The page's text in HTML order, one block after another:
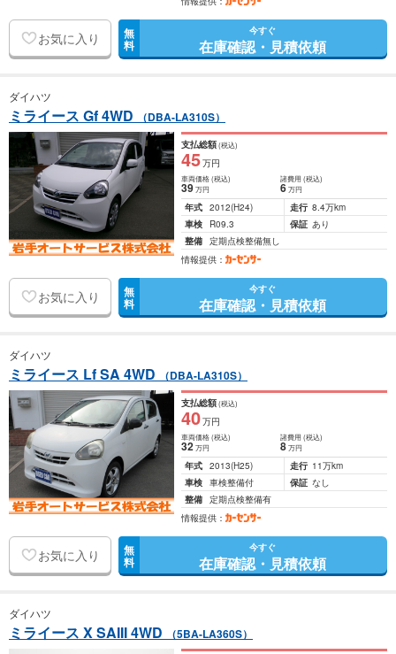
お気に入り 無
料
今すぐ
在庫確認・見積依頼
ダイハツ
ミライース Gf 4WD （DBA-LA310S）
支払総額(税込)
45万円
車両価格(税込)
39万円
諸費用 (税込)
6 万円
年式 2012(H24) 走行 8.4万km
車検
R09.3 保証 あり
整備 定期点検整備無し
情報提供：
お気に入り 無
料
今すぐ
在庫確認・見積依頼
ダイハツ
ミライース Lf SA 4WD （DBA-LA310S）
支払総額(税込)
40万円
車両価格(税込)
32万円
諸費用 (税込)
8 万円
年式 2013(H25) 走行 11万km
車検 車検整備付 保証 なし
整備 定期点検整備有
情報提供：
お気に入り 無
料
今すぐ
在庫確認・見積依頼
ダイハツ
ミライース X SAIII 4WD （5BA-LA360S）